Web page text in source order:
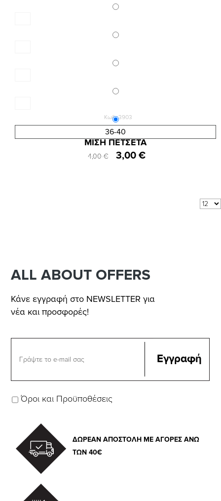
36-40
Κωδ.:3903
ΓΥΝΑΙΚΕΙΑ ΗΜΙΚΟΝΤΗ ΜΟΝΟΧΡΩΜΗ ΚΑΛΤΣΑ
ΜΙΣΗ ΠΕΤΣΕΤΑ
4,00 € 3,00 €
ALL ABOUT OFFERS
Κάνε εγγραφή στο NEWSLETTER για
νέα και προσφορές!
Όροι και Προϋποθέσεις
ΔΩΡΕΑΝ ΑΠΟΣΤΟΛΗ ΜΕ ΑΓΟΡΕΣ ΑΝΩ
ΤΩΝ 40€